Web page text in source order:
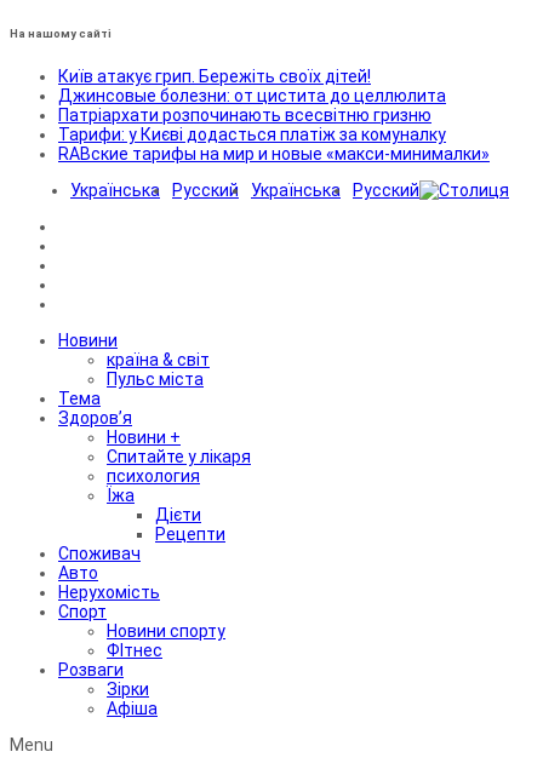
На нашому сайті
Київ атакує грип. Бережіть своїх дітей!
Джинсовые болезни: от цистита до целлюлита
Патріархати розпочинають всесвітню гризню
Тарифи: у Києві додасться платіж за комуналку
RABские тарифы на мир и новые «макси-минималки»
Українська
Русский Українська Русский
Новини
країна & світ
Пульс міста
Тема
Здоров’я
Новини +
Спитайте у лікаря
психология
Їжа
Дієти
Рецепти
Споживач
Авто
Нерухомість
Спорт
Новини спорту
ФІтнес
Розваги
Зірки
Афіша
Menu